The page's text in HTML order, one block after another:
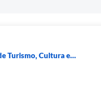
Turismo, Cultura e...